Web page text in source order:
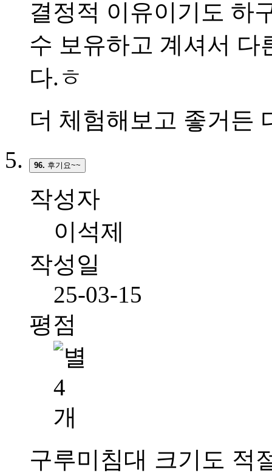
결정적 이유이기도 하
수 보유하고 계셔서 다
다.ㅎ
더 체험해보고 좋거든
96. 후기요~~
작성자
이석제
작성일
25-03-15
평점
구루미침대 크기도 적